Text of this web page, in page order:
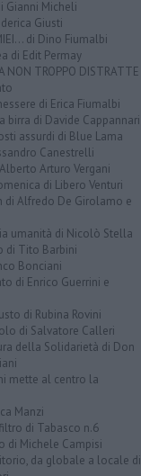
Gianni Micheli
Giusti
di Dino Fiumalbi
di Edit Permay
NON TROPPO DISTRATTE
di Erica Fiumalbi
birra di Davide Cappannari
assurdi di Blue Lama
Canestrelli
Alberto Arturo Vergani
di Libero Venturi
di Alfredo De Girolamo e
umanità di Nicolò Stella
di Tito Barbini
Bonciani
di Enrico Guerrini e
di Rubina Rovini
di Salvatore Calleri
della Solidarietà di Don
mette al centro la
Manzi
di Tabasco n.6
di Michele Campisi
da globale a locale di